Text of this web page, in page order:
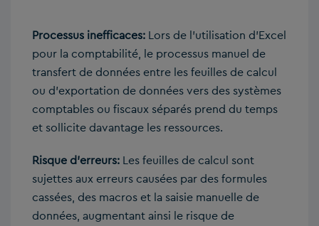
Processus inefficaces: Lors de l’utilisation d’Excel
pour la comptabilité, le processus manuel de
transfert de données entre les feuilles de calcul
ou d’exportation de données vers des systèmes
comptables ou fiscaux séparés prend du temps
et sollicite davantage les ressources.
Risque d’erreurs: Les feuilles de calcul sont
sujettes aux erreurs causées par des formules
cassées, des macros et la saisie manuelle de
données, augmentant ainsi le risque de